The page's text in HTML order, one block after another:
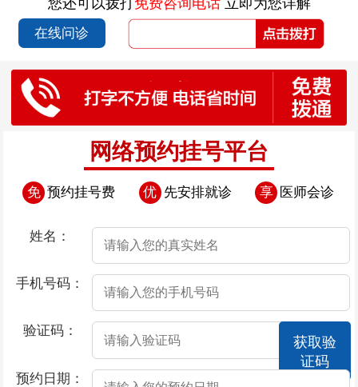
您还可以拨打免费咨询电话立即为您详解
在线问诊
网络预约挂号平台
免 预约挂号费 优 先安排就诊 享 医师会诊
姓名：
手机号码：
验证码：
获取验
证码
预约日期：